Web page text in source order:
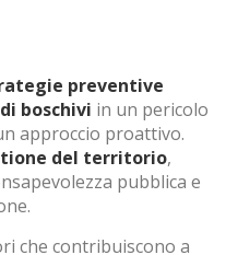
preventive
boschivi in un pericolo
approccio proattivo.
del territorio,
pubblica e
che contribuiscono a